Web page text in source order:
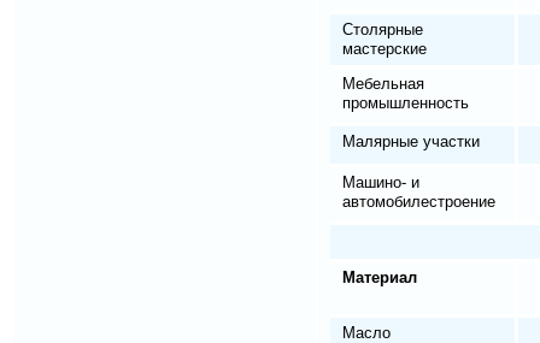
Столярные
мастерские
Мебельная
промышленность
Малярные участки
Машино- и
автомобилестроение
Материал
Масло